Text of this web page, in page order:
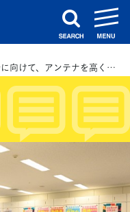
search
【次の内閣】第13回閣議 「来年の通常国会に向けて、アンテナを高くして準備を」泉代表